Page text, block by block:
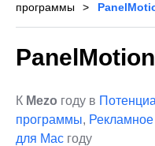
программы
PanelMotion
К Mezo году в
программы,
для Mac году